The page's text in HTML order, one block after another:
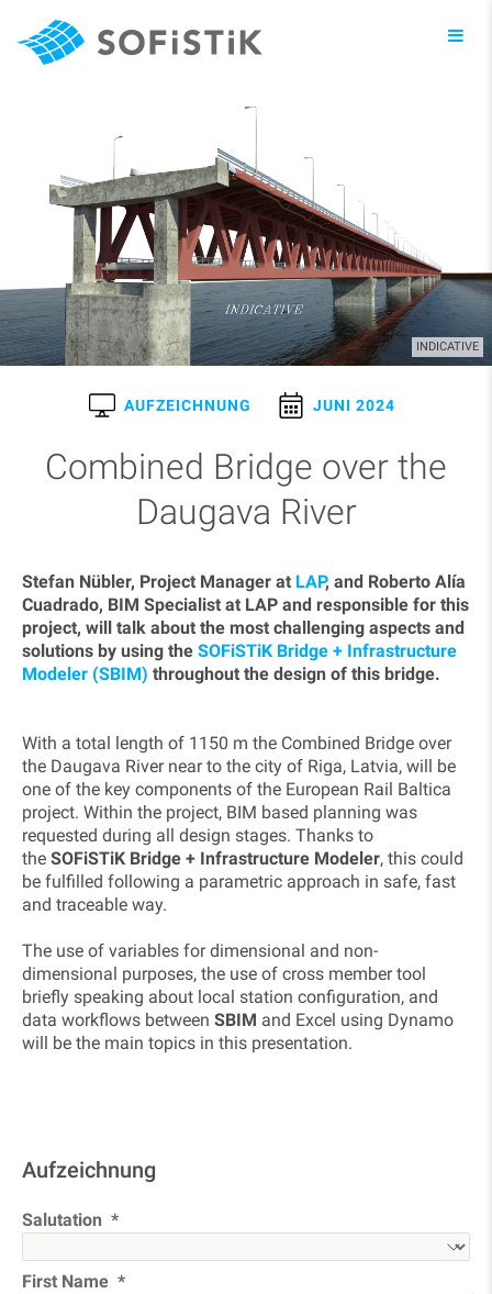
INDICATIVE
AUFZEICHNUNG JUNI 2024
Combined Bridge over the
Daugava River
Stefan Nübler, Project Manager at LAP, and Roberto Alía
Cuadrado, BIM Specialist at LAP and responsible for this
project, will talk about the most challenging aspects and
solutions by using the SOFiSTiK Bridge + Infrastructure
Modeler (SBIM) throughout the design of this bridge.
With a total length of 1150 m the Combined Bridge over
the Daugava River near to the city of Riga, Latvia, will be
one of the key components of the European Rail Baltica
project. Within the project, BIM based planning was
requested during all design stages. Thanks to
the SOFiSTiK Bridge + Infrastructure Modeler, this could
be fulfilled following a parametric approach in safe, fast
and traceable way.
The use of variables for dimensional and non-
dimensional purposes, the use of cross member tool
briefly speaking about local station configuration, and
data workflows between SBIM and Excel using Dynamo
will be the main topics in this presentation.
Aufzeichnung
Salutation
First Name